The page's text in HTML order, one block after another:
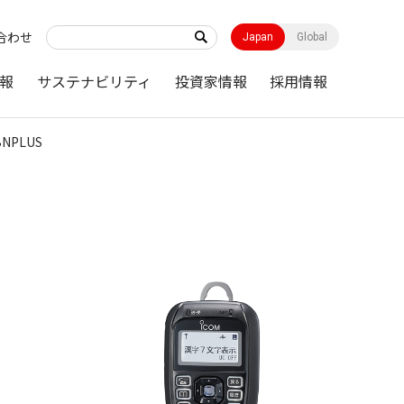
わせ Japan Global
サステナビリティ 投資家情報 採用情報